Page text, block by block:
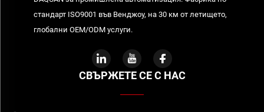
стандарт ISO9001 във Венджоу, на 30 км от летището,
глобални OEM/ODM услуги.
СВЪРЖЕТЕ СЕ С НАС